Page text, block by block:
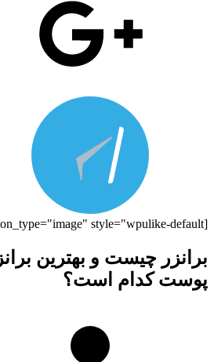
[wp_ulike button_type="image" style="wpulike-default"]
برانزر چیست و بهترین
پوست کدام است؟